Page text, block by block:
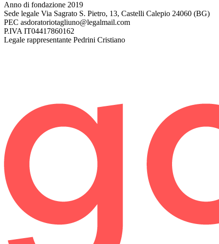
Anno di fondazione 2019
Sede legale Via Sagrato S. Pietro, 13, Castelli Calepio 24060 (BG)
PEC asdoratoriotagliuno@legalmail.com
P.IVA IT04417860162
Legale rappresentante Pedrini Cristiano